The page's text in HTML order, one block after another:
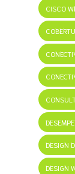
CISCO
DESIGN
DESIGN